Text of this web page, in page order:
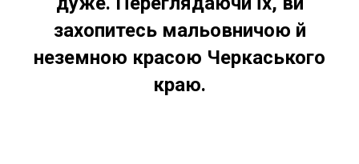
захопитесь мальовничою й
неземною красою Черкаського
краю.